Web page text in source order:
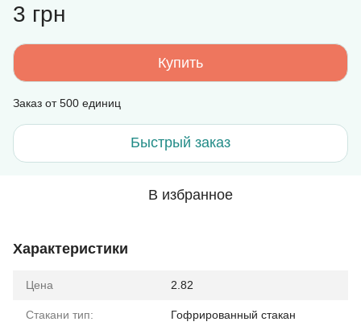
3 грн
Купить
Заказ от 500 единиц
Быстрый заказ
В избранное
Характеристики
Цена 2.82
Стакани тип: Гофрированный стакан